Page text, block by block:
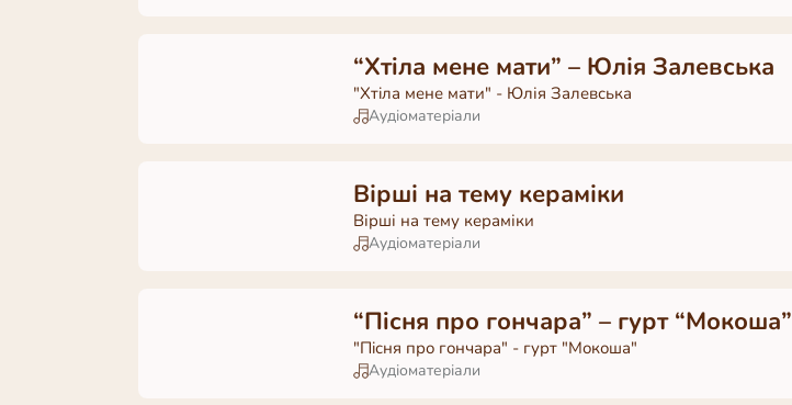
“Хтiла мене мати” – Юлія Залевська
"Хтiла мене мати" - Юлія Залевська
Аудіоматеріали
Вірші на тему кераміки
Вірші на тему кераміки
Аудіоматеріали
“Пiсня про гончара” – гурт “Мокоша”
"Пiсня про гончара" - гурт "Мокоша"
Аудіоматеріали